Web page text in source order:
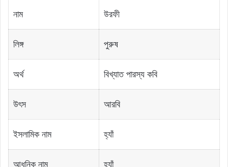
নাম উরফী
লিঙ্গ পুরুষ
অর্থ বিখ্যাত পারস্য কবি
উৎস আরবি
ইসলামিক নাম হ্যাঁ
আধুনিক নাম হ্যাঁ